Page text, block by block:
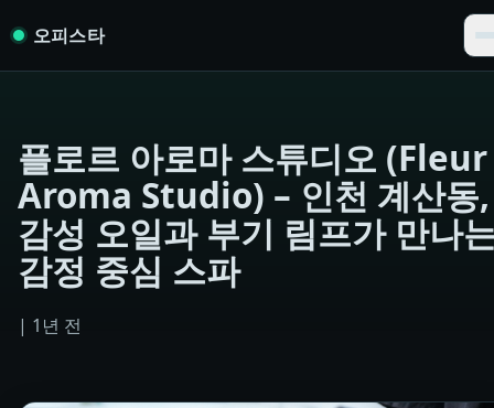
오피스타
플로르 아로마 스튜디오 (Fleur
Aroma Studio) – 인천 계산동,
감성 오일과 부기 림프가 만나
감정 중심 스파
| 1년 전